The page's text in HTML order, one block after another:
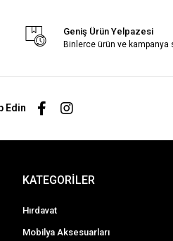
Geniş Ürün Yelpazesi
Binlerce ürün ve kampanya
Edin
KATEGORİLER
Hırdavat
Mobilya Aksesuarları